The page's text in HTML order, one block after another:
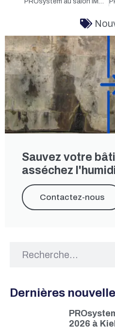
Sauvez votre
asséchez
Contactez-nous
Dernières
2026 à